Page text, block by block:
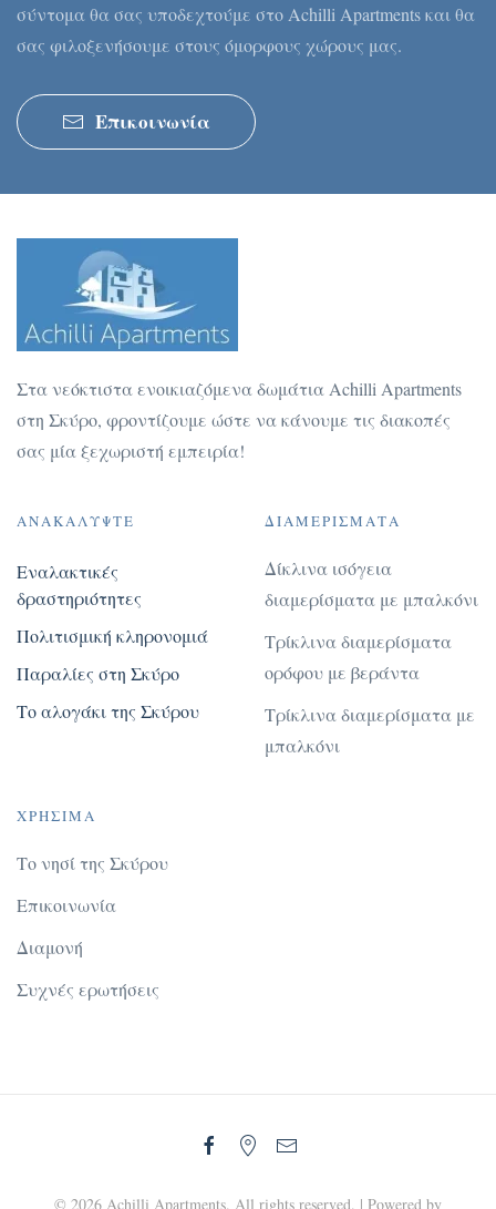
σύντομα θα σας υποδεχτούμε στο Achilli Apartments και θα
σας φιλοξενήσουμε στους όμορφους χώρους μας.
Επικοινωνία
Στα νεόκτιστα ενοικιαζόμενα δωμάτια Achilli Apartments
στη Σκύρο, φροντίζουμε ώστε να κάνουμε τις διακοπές
σας μία ξεχωριστή εμπειρία!
ΑΝΑΚΑΛΎΨΤΕ
Εναλακτικές
δραστηριότητες
Πολιτισμική κληρονομιά
Παραλίες στη Σκύρο
Το αλογάκι της Σκύρου
ΔΙΑΜΕΡΊΣΜΑΤΑ
Δίκλινα ισόγεια
διαμερίσματα με μπαλκόνι
Τρίκλινα διαμερίσματα
ορόφου με βεράντα
Τρίκλινα διαμερίσματα με
μπαλκόνι
ΧΡΉΣΙΜΑ
Το νησί της Σκύρου
Επικοινωνία
Διαμονή
Συχνές ερωτήσεις
© 2026 Achilli Apartments. All rights reserved. | Powered by